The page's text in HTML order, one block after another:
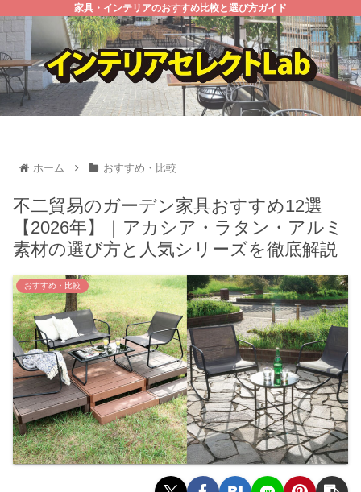
家具・インテリアのおすすめ比較と選び方ガイド
ホーム おすすめ・比較
不二貿易のガーデン家具おすすめ12選
【2026年】｜アカシア・ラタン・アルミ
素材の選び方と人気シリーズを徹底解説
おすすめ・比較